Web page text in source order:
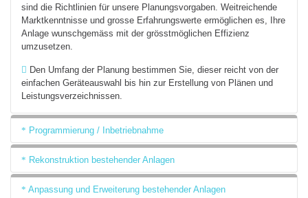
sind die Richtlinien für unsere Planungsvorgaben. Weitreichende
Marktkenntnisse und grosse Erfahrungswerte ermöglichen es, Ihre
Anlage wunschgemäss mit der grösstmöglichen Effizienz
umzusetzen.
Den Umfang der Planung bestimmen Sie, dieser reicht von der
einfachen Geräteauswahl bis hin zur Erstellung von Plänen und
Leistungsverzeichnissen.
Programmierung / Inbetriebnahme
Die Programmierung der Anlage erfolgt selbstverständlich nach
Absprache mit dem Kunden. Auch hier werden wir Ihnen die
Möglichkeiten nahe bringen und Sie entscheiden, was in welchem
Rekonstruktion bestehender Anlagen
Es kommt manchmal vor , dass die Daten einer EIB/KNX-
Anpassung und Erweiterung bestehender Anlagen